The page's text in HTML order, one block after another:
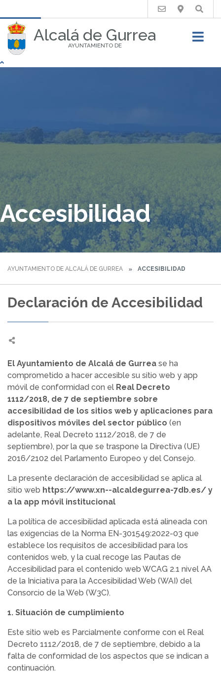
Alcalá de Gurrea
AYUNTAMIENTO DE
Buscar
Accesibilidad
AYUNTAMIENTO DE ALCALÁ DE GURREA ACCESIBILIDAD
Declaración de Accesibilidad
El Ayuntamiento de Alcalá de Gurrea se ha
comprometido a hacer accesible su sitio web y app
móvil de conformidad con el Real Decreto
1112/2018, de 7 de septiembre sobre
accesibilidad de los sitios web y aplicaciones para
dispositivos móviles del sector público (en
adelante, Real Decreto 1112/2018, de 7 de
septiembre), por la que se traspone la Directiva (UE)
2016/2102 del Parlamento Europeo y del Consejo.
La presente declaración de accesibilidad se aplica al
sitio web https://www.xn--alcaldegurrea-7db.es/ y
a la app móvil institucional
La política de accesibilidad aplicada está alineada con
las exigencias de la Norma EN-301549:2022-03 que
establece los requisitos de accesibilidad para los
contenidos web, y la cual recoge las Pautas de
Accesibilidad para el contenido web WCAG 2.1 nivel AA
de la Iniciativa para la Accesibilidad Web (WAI) del
Consorcio de la Web (W3C).
1. Situación de cumplimiento
Este sitio web es Parcialmente conforme con el Real
Decreto 1112/2018, de 7 de septiembre, debido a la
falta de conformidad de los aspectos que se indican a
continuación.